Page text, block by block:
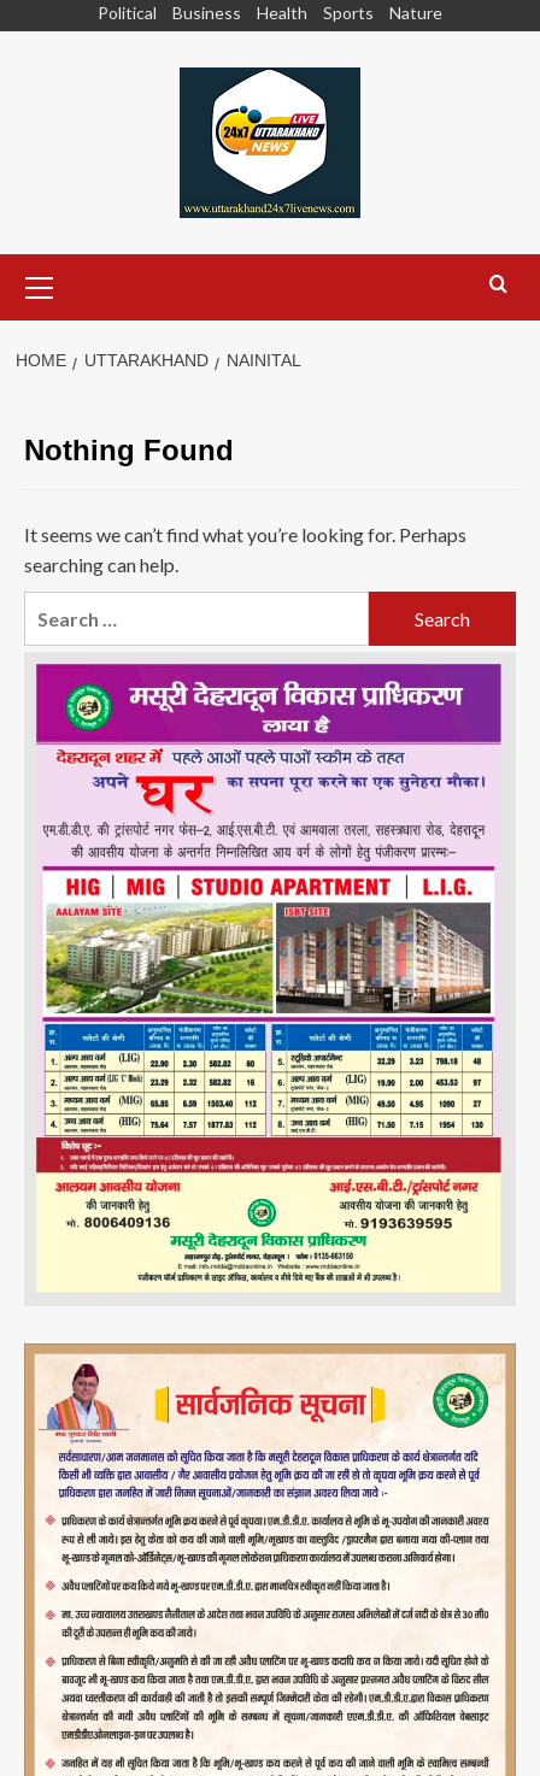
Political Business Health Sports Nature
Menu
HOME UTTARAKHAND NAINITAL
Nothing Found
It seems we can’t find what you’re looking for. Perhaps
searching can help.